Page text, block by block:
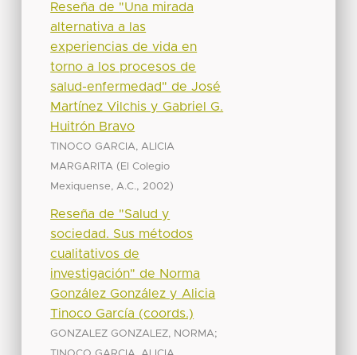
Reseña de "Una mirada
alternativa a las
experiencias de vida en
torno a los procesos de
salud-enfermedad" de José
Martínez Vilchis y Gabriel G.
Huitrón Bravo
TINOCO GARCIA, ALICIA
MARGARITA ( El Colegio
Mexiquense, A.C., 2002)
Reseña de "Salud y
sociedad. Sus métodos
cualitativos de
investigación" de Norma
González González y Alicia
Tinoco García (coords.)
GONZALEZ GONZALEZ, NORMA;